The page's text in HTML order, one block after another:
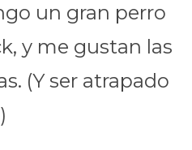
un gran perro
y me gustan las
(Y ser atrapado